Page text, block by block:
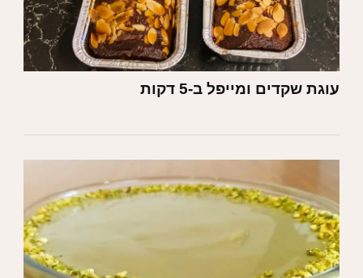
עוגת שקדים ומייפל ב-5 דקות